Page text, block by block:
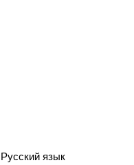
Русский язык